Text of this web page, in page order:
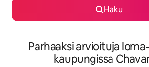
Haku
Parhaaksi arvioituja
kaupungissa